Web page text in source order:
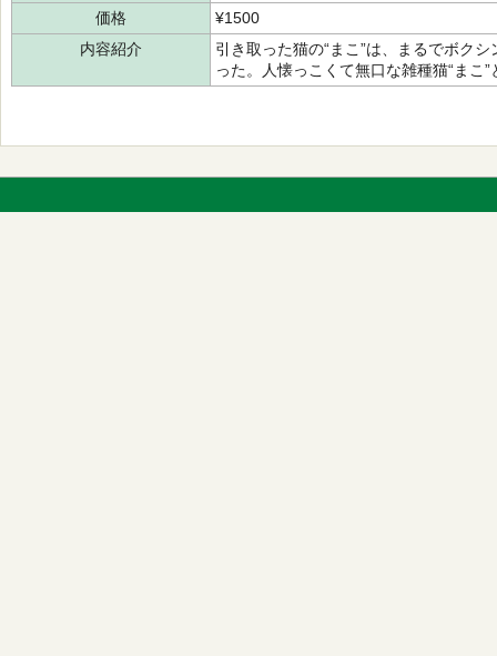
価格
¥1500
内容紹介
引き取った猫の“まこ”は、まるでボク
った。人懐っこくて無口な雑種猫“まこ